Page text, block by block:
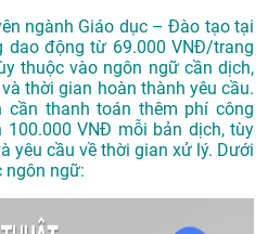
ngành Giáo dục – Đào tạo tại
dao động từ 69.000 VNĐ/trang
thuộc vào ngôn ngữ cần dịch,
thời gian hoàn thành yêu cầu.
cần thanh toán thêm phí công
VNĐ mỗi bản dịch, tùy
yêu cầu về thời gian xử lý. Dưới
ngôn ngữ: